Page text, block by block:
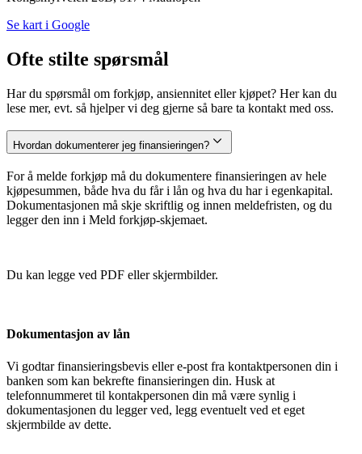
Se kart i Google
Ofte stilte spørsmål
Har du spørsmål om forkjøp, ansiennitet eller kjøpet? Her kan du
lese mer, evt. så hjelper vi deg gjerne så bare ta kontakt med oss.
Hvordan dokumenterer jeg finansieringen?
For å melde forkjøp må du dokumentere finansieringen av hele
kjøpesummen, både hva du får i lån og hva du har i egenkapital.
Dokumentasjonen må skje skriftlig og innen meldefristen, og du
legger den inn i Meld forkjøp-skjemaet.
Du kan legge ved PDF eller skjermbilder.
Dokumentasjon av lån
Vi godtar finansieringsbevis eller e-post fra kontaktpersonen din i
banken som kan bekrefte finansieringen din. Husk at
telefonnummeret til kontakpersonen din må være synlig i
dokumentasjonen du legger ved, legg eventuelt ved et eget
skjermbilde av dette.